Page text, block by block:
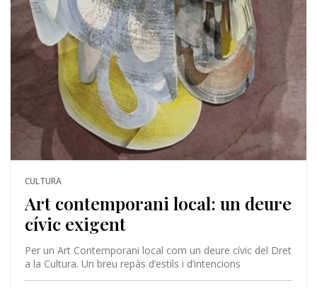
CULTURA
Art contemporani local: un deure
cívic exigent
Per un Art Contemporani local com un deure cívic del Dret
a la Cultura. Un breu repàs d’estils i d’intencions